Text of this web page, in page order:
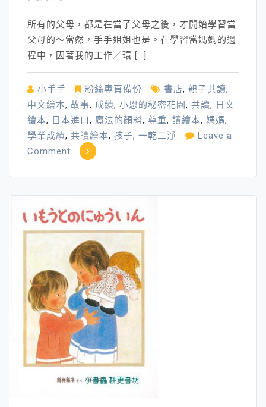
所有的父母，都是在當了父母之後，才開始學習當
父母的～當然，手手姐姐也是。在學習當媽媽的過
程中，因著我的工作／環 […]
小手手 粉絲專頁備份 書店, 親子共讀,
中文繪本, 故事, 成績, 小恩的秘密花園, 共讀, 日文
繪本, 日本進口, 魔法的顏料, 尊重, 讀繪本, 媽媽,
學業成績, 共讀繪本, 孩子, 一乾二淨
Leave a
Comment on
子
唸
故
事
／
讀
繪
本
～
讓
我
們
成